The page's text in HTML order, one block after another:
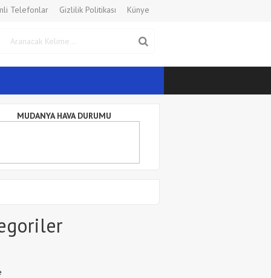
Telefonlar Gizlilik Politikası Künye
MUDANYA HAVA DURUMU